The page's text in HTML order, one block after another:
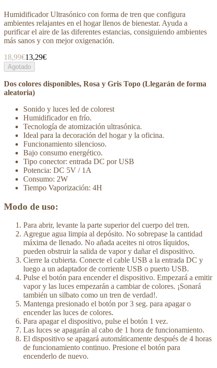
Humidificador Ultrasónico con forma de tren que configura
ambientes relajantes en el hogar llenos de bienestar. Ayuda a
purificar el aire de las diferentes estancias, consiguiendo ambientes
más sanos y con mejor oxigenación.
18,99€13,29€
Agotado
Dos colores disponibles, Rosa y Gris Topo (Llegarán de forma
aleatoria)
Sonido y luces led de colorest
Humidificador en frío.
Tecnología de atomización ultrasónica.
Ideal para la decoración del hogar y la oficina.
Funcionamiento silencioso.
Bajo consumo energético.
Tipo conector: entrada DC por USB
Potencia: DC 5V / 1A
Consumo: 2W
Tiempo Vaporización: 4H
Modo de uso:
Para abrir, levante la parte superior del cuerpo del tren.
Agregue agua limpia al depósito. No sobrepase la cantidad
máxima de llenado. No añada aceites ni otros líquidos,
pueden obstruir la salida de vapor y dañar el dispositivo.
Cierre la cubierta. Conecte el cable USB a la entrada DC y
luego a un adaptador de corriente USB o puerto USB.
Pulse el botón para encender el dispositivo. Empezará a emitir
vapor y las luces empezarán a cambiar de colores. ¡Sonará
también un silbato como un tren de verdad!.
Mantenga presionado el botón por 3 seg. para apagar o
encender las luces de colores.
Para apagar el dispositivo, pulse el botón 1 vez.
Las luces se apagarán al cabo de 1 hora de funcionamiento.
El dispositivo se apagará automáticamente después de 4 horas
de funcionamiento continuo. Presione el botón para
encenderlo de nuevo.